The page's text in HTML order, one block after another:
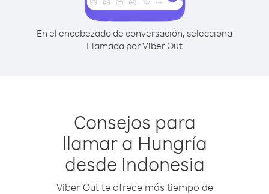
En el encabezado de conversación, selecciona
Llamada por Viber Out
Consejos para
llamar a Hungría
desde Indonesia
Viber Out te ofrece más tiempo de